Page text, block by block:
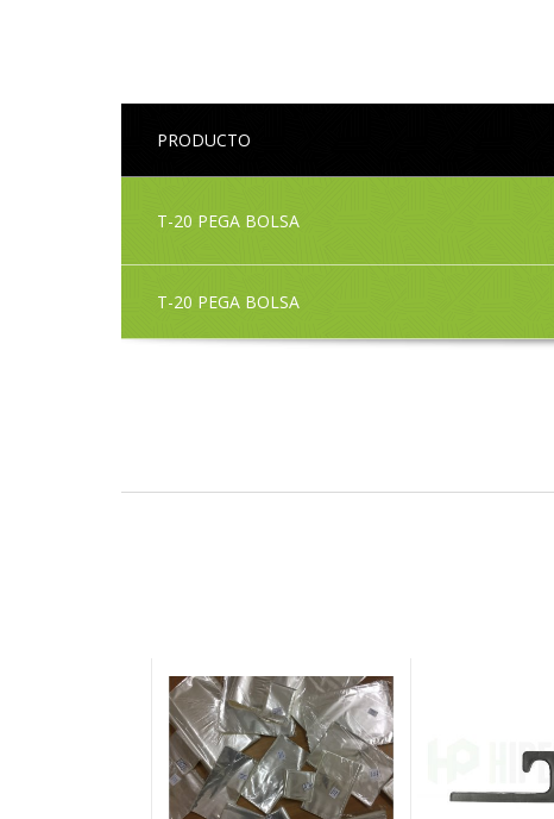
PRODUCTO
T-20 PEGA BOLSA
T-20 PEGA BOLSA